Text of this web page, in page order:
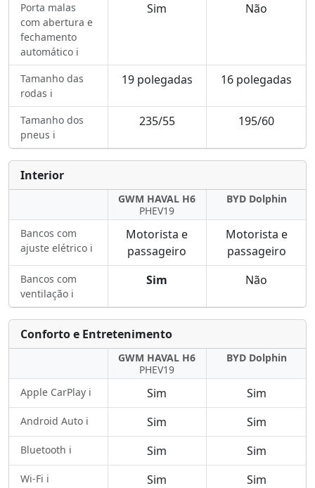
Porta malas
com abertura e
fechamento
automático ℹ️
Sim Não
Tamanho das
rodas ℹ️
19 polegadas 16 polegadas
Tamanho dos
pneus ℹ️
235/55 195/60
Interior
GWM HAVAL H6
PHEV19
BYD Dolphin
Bancos com
ajuste elétrico ℹ️
Motorista e
passageiro
Motorista e
passageiro
Bancos com
ventilação ℹ️
Sim Não
Conforto e Entretenimento
GWM HAVAL H6
PHEV19
BYD Dolphin
Apple CarPlay ℹ️ Sim Sim
Android Auto ℹ️ Sim Sim
Bluetooth ℹ️ Sim Sim
Wi-Fi ℹ️ Sim Sim